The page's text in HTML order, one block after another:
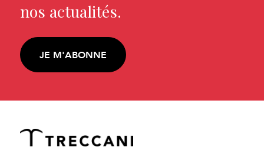
nos actualités.
JE M'ABONNE